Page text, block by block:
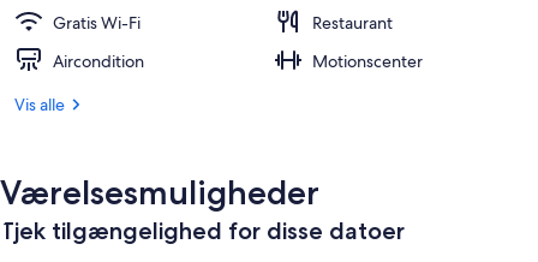
Gratis Wi-Fi
Restaurant
Aircondition
Motionscenter
Vis alle
Værelsesmuligheder
Tjek tilgængelighed for disse datoer